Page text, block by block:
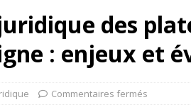
des
: enjeux et
Commentaires fermés